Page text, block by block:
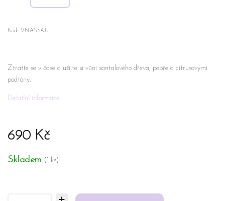
Kód: VNASSAU
Ztraťte se v čase a užijte si vůni santalového dřeva, pepře a citrusovými
podtóny.
Detailní informace
690 Kč
Skladem (1 ks)